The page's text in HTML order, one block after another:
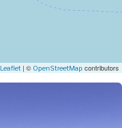
Leaflet | © OpenStreetMap contributors